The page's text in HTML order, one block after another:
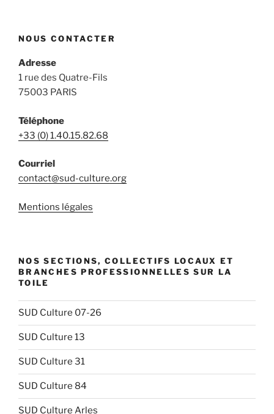
NOUS CONTACTER
Adresse
1 rue des Quatre-Fils
75003 PARIS
Téléphone
+33 (0) 1.40.15.82.68
Courriel
contact@sud-culture.org
Mentions légales
NOS SECTIONS, COLLECTIFS LOCAUX ET
BRANCHES PROFESSIONNELLES SUR LA
TOILE
SUD Culture 07-26
SUD Culture 13
SUD Culture 31
SUD Culture 84
SUD Culture Arles